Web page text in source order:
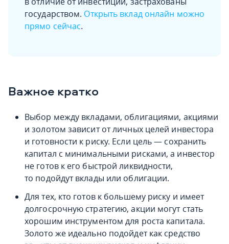
государством. Открыть вклад онлайн можно
прямо сейчас.
Важное кратко
Выбор между вкладами, облигациями, акциями
и золотом зависит от личных целей инвестора
и готовности к риску. Если цель — сохранить
капитал с минимальными рисками, а инвестор
не готов к его быстрой ликвидности,
то подойдут вклады или облигации.
Для тех, кто готов к большему риску и имеет
долгосрочную стратегию, акции могут стать
хорошим инструментом для роста капитала.
Золото же идеально подойдет как средство